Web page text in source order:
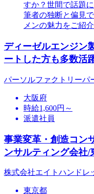
すか？世間で話題
筆者の独断と偏見
メンの魅力をご紹
ディーゼルエンジン
ートした方も多数活
パーソルファクトリーパ
大阪府
時給1,600円～
派遣社員
事業変革・創造コン
ンサルティング会社/
株式会社エイトハンドレ
東京都